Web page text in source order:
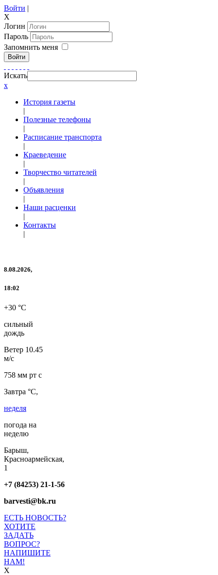
Войти |
X
Логин
Пароль
Запомнить меня
Войти
Искать
x
История газеты
|
Полезные телефоны
|
Расписание транспорта
|
Краеведение
|
Творчество читателей
|
Объявления
|
Наши расценки
|
Контакты
|
8.08.2026,
18:02
+30 °C
сильный
дождь
Ветер 10.45
м/с
758 мм рт с
Завтра °C,
неделя
погода на
неделю
Барыш,
Красноармейская,
1
+7 (84253) 21-1-56
barvesti@bk.ru
ЕСТЬ НОВОСТЬ?
ХОТИТЕ
ЗАДАТЬ
ВОПРОС?
НАПИШИТЕ
НАМ!
X